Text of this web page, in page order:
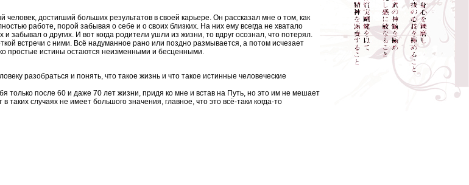
достигший больших результатов в своей карьере. Он рассказал мне о том, как
работе, порой забывая о себе и о своих близких. На них ему всегда не хватало
забывал о других. И вот когда родители ушли из жизни, то вдруг осознал, что потерял.
встречи с ними. Всё надуманное рано или поздно размывается, а потом исчезает
простые истины остаются неизменными и бесценными.
разобраться и понять, что такое жизнь и что такое истинные человеческие
только после 60 и даже 70 лет жизни, придя ко мне и встав на Путь, но это им не мешает
таких случаях не имеет большого значения, главное, что это всё-таки когда-то